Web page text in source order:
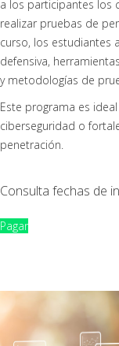
a los participantes los
realizar pruebas de
curso, los estudiantes
defensiva,
y metodologías de
Este programa es
ciberseguridad o
penetración.
Consulta fechas de
Pagar